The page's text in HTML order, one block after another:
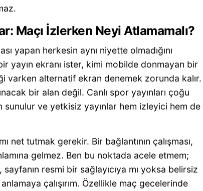
Maçı İzlerken Neyi Atlamamalı?
yapan herkesin aynı niyette olmadığını
yayın ekranı ister, kimi mobilde donmayan bir
varken alternatif ekran denemek zorunda kalır.
bir alan değil. Canlı spor yayınları çoğu
sunulur ve yetkisiz yayınlar hem izleyici hem de
net tutmak gerekir. Bir bağlantının çalışması,
gelmez. Ben bu noktada acele etmem;
resmi bir sağlayıcıya mı yoksa belirsiz
çalışırım. Özellikle maç gecelerinde